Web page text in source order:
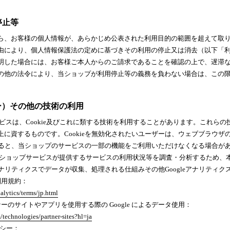
止等
、お客様の個人情報が、あらかじめ公表された利用目的の範囲を超えて
により、個人情報保護法の定めに基づきその利用の停止又は消去（以下
した場合には、お客様ご本人からのご請求であることを確認の上で、遅
他の法令により、当ショップが利用停止等の義務を負わない場合は、この
その他の技術の利用
スは、Cookie及びこれに類する技術を利用することがあります。これら
に資するものです。Cookieを無効化されたいユーザーは、ウェブブラウ
と、当ショップのサービスの一部の機能をご利用いただけなくなる場合が
ョップサービスが提供するサービスの利用状況等を調査・分析するため
リティクスでデータが収集、処理される仕組みその他Googleアナリティ
規約：
terms/jp.html
のサイトやアプリを使用する際の Google によるデータ使用：
partner-sites?hl=ja
ー：